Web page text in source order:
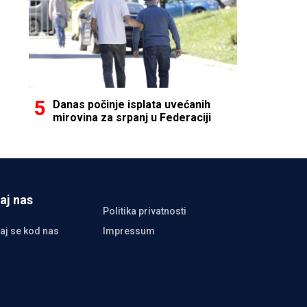
Danas počinje isplata uvećanih
mirovina za srpanj u Federaciji
nas
Politika privatnosti
se kod nas
Impressum